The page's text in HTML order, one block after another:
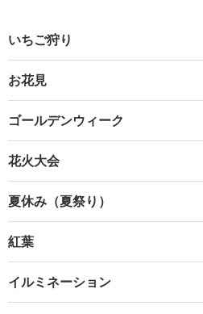
いちご狩り
お花見
ゴールデンウィーク
花火大会
夏休み（夏祭り）
紅葉
イルミネーション